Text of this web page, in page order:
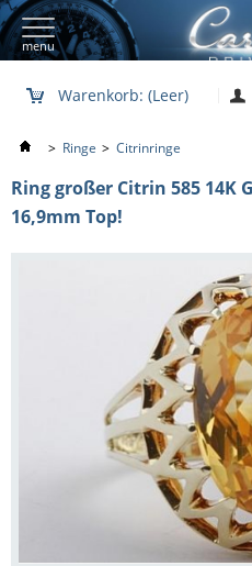
menu
Warenkorb: (Leer)
> Ringe > Citrinringe
Ring großer Citrin 585 14K
16,9mm Top!